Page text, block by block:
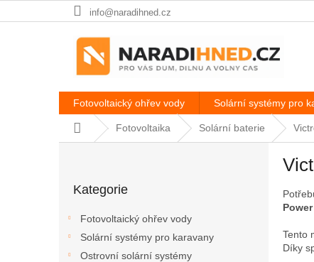
na
info@naradihned.cz
Fotovoltaický ohřev vody Solární systémy pro
Domů Fotovoltaika Solární baterie
kategorie
Kategorie
Fotovoltaický ohřev vody
Solární systémy pro karavany
Ostrovní solární systémy
Tento
Díky